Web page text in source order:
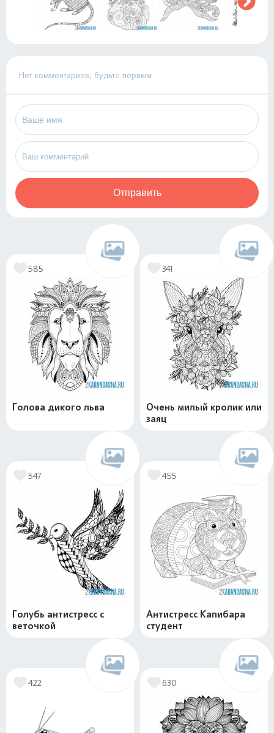
Нет комментариев, будьте первым
Отправить
585
Голова дикого льва
341
Очень милый кролик или
заяц
547
Голубь антистресс с
веточкой
455
Антистресс Капибара
студент
422 630